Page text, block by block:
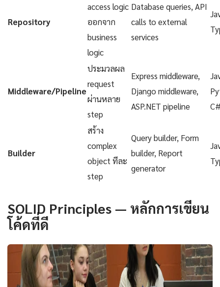
Repository
access logic
ออกจาก
business
logic
Database queries, API
calls to external
services
Middleware/Pipeline
ประมวลผล
request
ผ่านหลาย
step
Express middleware,
Django middleware,
ASP.NET pipeline
Builder
สร้าง
complex
object ทีละ
step
Query builder, Form
builder, Report
generator
SOLID Principles — หลักการเขียน
โค้ดที่ดี